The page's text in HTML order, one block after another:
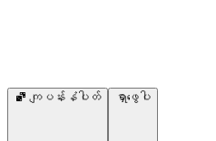
ကျပန်းနံပါတ် ရှာဖွေပါ